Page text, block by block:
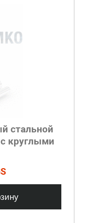
стальной
круглыми